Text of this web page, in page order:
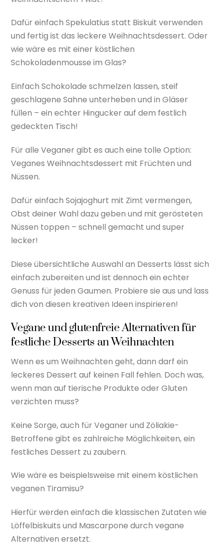
Dafür einfach Spekulatius statt Biskuit verwenden
und fertig ist das leckere Weihnachtsdessert. Oder
wie wäre es mit einer köstlichen
Schokoladenmousse im Glas?
Einfach Schokolade schmelzen lassen, steif
geschlagene Sahne unterheben und in Gläser
füllen – ein echter Hingucker auf dem festlich
gedeckten Tisch!
Für alle Veganer gibt es auch eine tolle Option:
Veganes Weihnachtsdessert mit Früchten und
Nüssen.
Dafür einfach Sojajoghurt mit Zimt vermengen,
Obst deiner Wahl dazu geben und mit gerösteten
Nüssen toppen – schnell gemacht und super
lecker!
Diese übersichtliche Auswahl an Desserts lässt sich
einfach zubereiten und ist dennoch ein echter
Genuss für jeden Gaumen. Probiere sie aus und lass
dich von diesen kreativen Ideen inspirieren!
Vegane und glutenfreie Alternativen für
festliche Desserts an Weihnachten
Wenn es um Weihnachten geht, dann darf ein
leckeres Dessert auf keinen Fall fehlen. Doch was,
wenn man auf tierische Produkte oder Gluten
verzichten muss?
Keine Sorge, auch für Veganer und Zöliakie-
Betroffene gibt es zahlreiche Möglichkeiten, ein
festliches Dessert zu zaubern.
Wie wäre es beispielsweise mit einem köstlichen
veganen Tiramisu?
Hierfür werden einfach die klassischen Zutaten wie
Löffelbiskuits und Mascarpone durch vegane
Alternativen ersetzt.